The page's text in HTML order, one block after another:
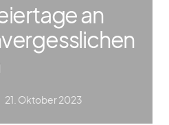
an
21. Oktober 2023